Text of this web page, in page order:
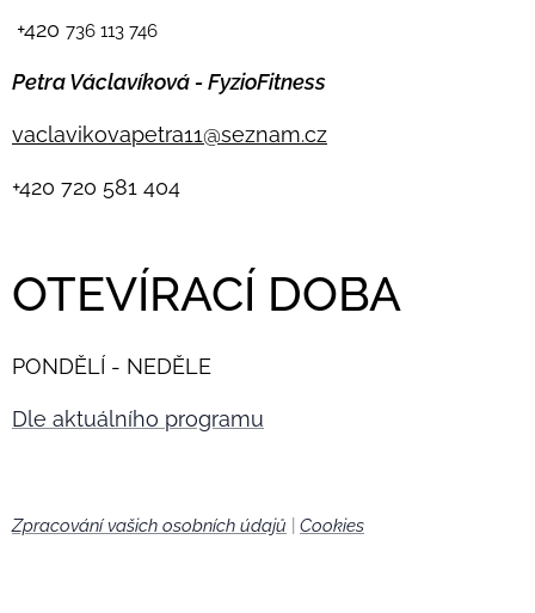
+420 736 113 746
Petra Václavíková - FyzioFitness
vaclavikovapetra11@seznam.cz
+420 720 581 404
OTEVÍRACÍ DOBA
PONDĚLÍ - NEDĚLE
Dle aktuálního programu
Zpracování vašich osobních údajů Cookies